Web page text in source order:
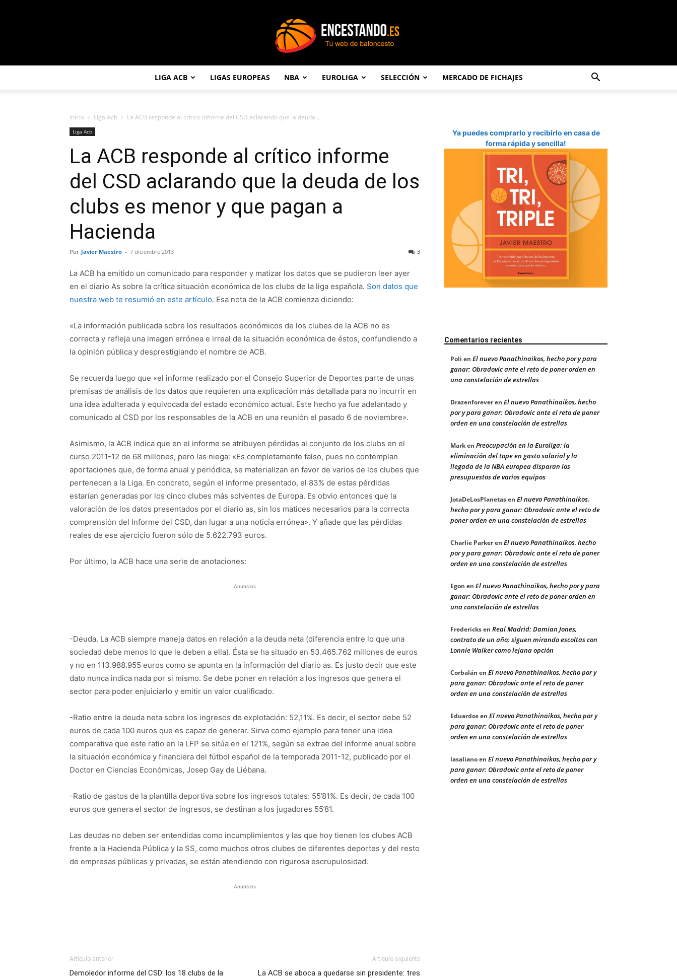
LIGA ACB LIGAS EUROPEAS NBA EUROLIGA SELECCIÓN MERCADO DE FICHAJES
Inicio Liga Acb La ACB responde al crítico informe del CSD aclarando que la deuda...
Liga Acb
La ACB responde al crítico informe
del CSD aclarando que la deuda de los
clubs es menor y que pagan a
Hacienda
Por Javier Maestro - 7 diciembre 2013 3
La ACB ha emitido un comunicado para responder y matizar los datos que se pudieron leer ayer
en el diario As sobre la crítica situación económica de los clubs de la liga española. Son datos que
nuestra web te resumió en este artículo. Esa nota de la ACB comienza diciendo:
«La información publicada sobre los resultados económicos de los clubes de la ACB no es
correcta y refleja una imagen errónea e irreal de la situación económica de éstos, confundiendo a
la opinión pública y desprestigiando el nombre de ACB.
Se recuerda luego que «el informe realizado por el Consejo Superior de Deportes parte de unas
premisas de análisis de los datos que requieren una explicación más detallada para no incurrir en
una idea adulterada y equivocada del estado económico actual. Este hecho ya fue adelantado y
comunicado al CSD por los responsables de la ACB en una reunión el pasado 6 de noviembre».
Asimismo, la ACB indica que en el informe se atribuyen pérdidas al conjunto de los clubs en el
curso 2011-12 de 68 millones, pero las niega: «Es completamente falso, pues no contemplan
aportaciones que, de forma anual y periódica, se materializan en favor de varios de los clubes que
pertenecen a la Liga. En concreto, según el informe presentado, el 83% de estas pérdidas
estarían generadas por los cinco clubes más solventes de Europa. Es obvio entonces que la
valoración de los datos presentados por el diario as, sin los matices necesarios para la correcta
comprensión del Informe del CSD, dan lugar a una noticia errónea». Y añade que las pérdidas
reales de ese ajercicio fueron sólo de 5.622.793 euros.
Por último, la ACB hace una serie de anotaciones:
Anuncios
-Deuda. La ACB siempre maneja datos en relación a la deuda neta (diferencia entre lo que una
sociedad debe menos lo que le deben a ella). Ésta se ha situado en 53.465.762 millones de euros
y no en 113.988.955 euros como se apunta en la información del diario as. Es justo decir que este
dato nunca indica nada por si mismo. Se debe poner en relación a los ingresos que genera el
sector para poder enjuiciarlo y emitir un valor cualificado.
-Ratio entre la deuda neta sobre los ingresos de explotación: 52,11%. Es decir, el sector debe 52
euros de cada 100 euros que es capaz de generar. Sirva como ejemplo para tener una idea
comparativa que este ratio en la LFP se sitúa en el 121%, según se extrae del informe anual sobre
la situación económica y financiera del fútbol español de la temporada 2011-12, publicado por el
Doctor en Ciencias Económicas, Josep Gay de Liébana.
-Ratio de gastos de la plantilla deportiva sobre los ingresos totales: 55’81%. Es decir, de cada 100
euros que genera el sector de ingresos, se destinan a los jugadores 55’81.
Las deudas no deben ser entendidas como incumplimientos y las que hoy tienen los clubes ACB
frente a la Hacienda Pública y la SS, como muchos otros clubes de diferentes deportes y del resto
de empresas públicas y privadas, se están atendiendo con rigurosa escrupulosidad.
Anuncios
Artículo anterior
Demoledor informe del CSD: los 18 clubs de la
Artículo siguiente
La ACB se aboca a quedarse sin presidente: tres
Ya puedes comprarlo y recibirlo en casa de
forma rápida y sencilla!
Comentarios recientes
Poli en El nuevo Panathinaikos, hecho por y para
ganar: Obradovic ante el reto de poner orden en
una constelación de estrellas
Drazenforeveren El nuevo Panathinaikos, hecho
por y para ganar: Obradovic ante el reto de poner
orden en una constelación de estrellas
Marken Preocupación en la Euroliga: la
eliminación del tope en gasto salarial y la
llegada de la NBA europea disparan los
presupuestos de varios equipos
JotaDeLosPlanetasen El nuevo Panathinaikos,
hecho por y para ganar: Obradovic ante el reto de
poner orden en una constelación de estrellas
Charlie Parkeren El nuevo Panathinaikos, hecho
por y para ganar: Obradovic ante el reto de poner
orden en una constelación de estrellas
Egon en El nuevo Panathinaikos, hecho por y para
ganar: Obradovic ante el reto de poner orden en
una constelación de estrellas
Fredericksen Real Madrid: Damian Jones,
contrato de un año; siguen mirando escoltas con
Lonnie Walker como lejana opción
Corbalán en El nuevo Panathinaikos, hecho por y
para ganar: Obradovic ante el reto de poner
orden en una constelación de estrellas
Eduardosen El nuevo Panathinaikos, hecho por y
para ganar: Obradovic ante el reto de poner
orden en una constelación de estrellas
lasalianoen El nuevo Panathinaikos, hecho por y
para ganar: Obradovic ante el reto de poner
orden en una constelación de estrellas